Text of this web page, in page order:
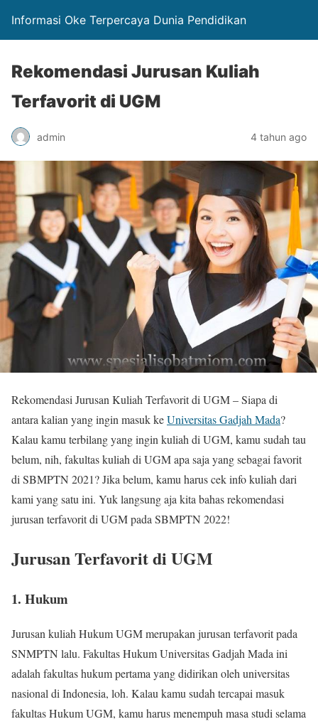
Informasi Oke Terpercaya Dunia Pendidikan
Rekomendasi Jurusan Kuliah
Terfavorit di UGM
admin 4 tahun ago
Rekomendasi Jurusan Kuliah Terfavorit di UGM – Siapa di
antara kalian yang ingin masuk keUniversitas Gadjah Mada?
Kalau kamu terbilang yang ingin kuliah di UGM, kamu sudah tau
belum, nih, fakultas kuliah di UGM apa saja yang sebagai favorit
di SBMPTN 2021? Jika belum, kamu harus cek info kuliah dari
kami yang satu ini. Yuk langsung aja kita bahas rekomendasi
jurusan terfavorit di UGM pada SBMPTN 2022!
Jurusan Terfavorit di UGM
1. Hukum
Jurusan kuliah Hukum UGM merupakan jurusan terfavorit pada
SNMPTN lalu. Fakultas Hukum Universitas Gadjah Mada ini
adalah fakultas hukum pertama yang didirikan oleh universitas
nasional di Indonesia, loh. Kalau kamu sudah tercapai masuk
fakultas Hukum UGM, kamu harus menempuh masa studi selama